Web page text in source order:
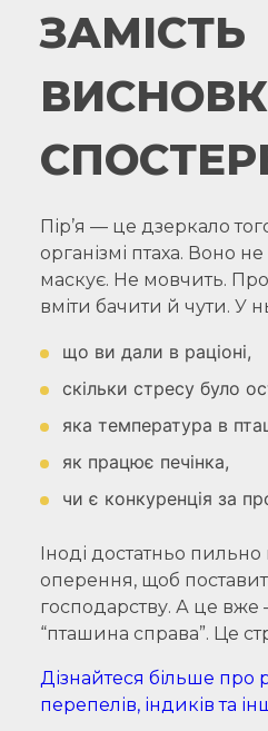
ЗАМІСТЬ
Пір’я — це дзеркало
організмі птаха. Воно
маскує. Не мовчить.
вміти бачити й чути. У
що ви дали в раціоні,
скільки стресу було
яка температура в
як працює печінка,
чи є конкуренція за
Іноді достатньо
оперення, щоб
господарству. А це вже
“пташина справа”. Це
Дізнайтеся більше про
перепелів, індиків та